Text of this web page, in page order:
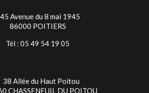
Avenue du 8 mai 1945
86000 POITIERS
Tél : 05 49 54 19 05
38 Allée du Haut Poitou
CHASSENEUIL DU POITOU